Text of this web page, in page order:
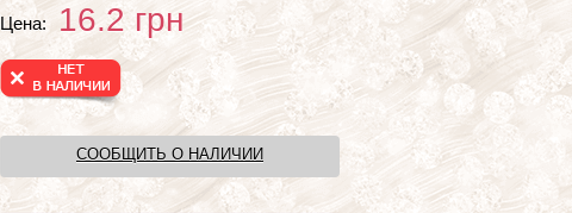
Цена: 16.2грн
СООБЩИТЬ О НАЛИЧИИ